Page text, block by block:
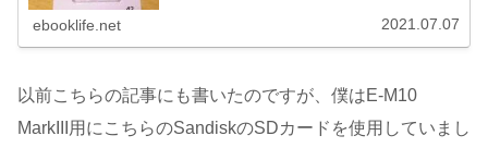
ebooklife.net 2021.07.07
以前こちらの記事にも書いたのですが、僕はE-M10
MarkIII用にこちらのSandiskのSDカードを使用していまし